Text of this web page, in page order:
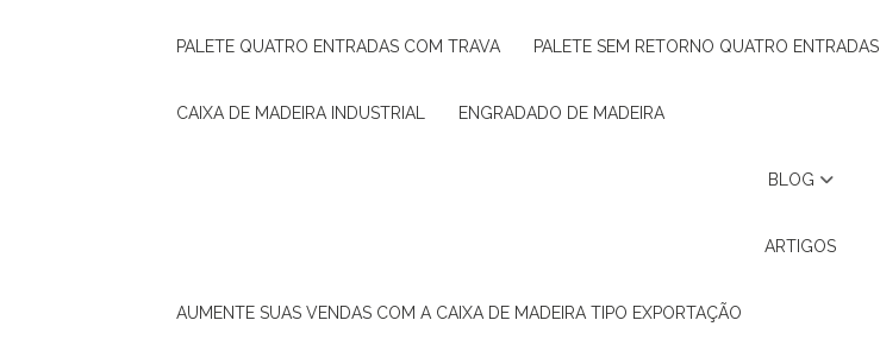
PALETE QUATRO ENTRADAS COM TRAVA PALETE SEM RETORNO QUATRO ENTRADAS
CAIXA DE MADEIRA INDUSTRIAL ENGRADADO DE MADEIRA
BLOG
ARTIGOS
AUMENTE SUAS VENDAS COM A CAIXA DE MADEIRA TIPO EXPORTAÇÃO